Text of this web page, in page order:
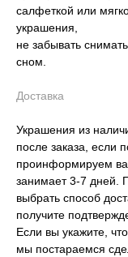
салфеткой или
украшения,
не забывать
сном.
Доставка
Украшения из
после заказа, если
проинформируем
занимает 3-7 дней.
выбрать способ
получите
Если вы укажите,
мы постараемся